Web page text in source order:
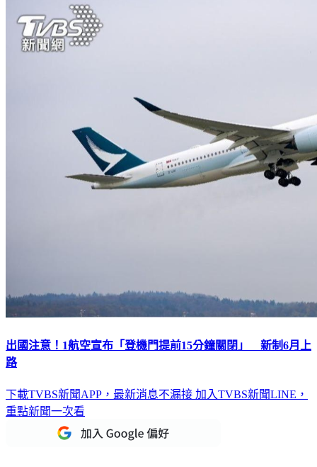
出國注意！1航空宣布「登機門提前15分鐘關閉」 新制6月上
路
下載TVBS新聞APP，最新消息不漏接 加入TVBS新聞LINE，
重點新聞一次看